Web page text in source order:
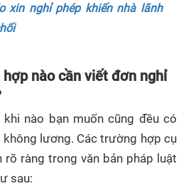
xin nghỉ phép khiến nhà lãnh
nào cần viết đơn nghỉ
nào bạn muốn cũng đều có
lương. Các trường hợp cụ
ràng trong văn bản pháp luật
sau: